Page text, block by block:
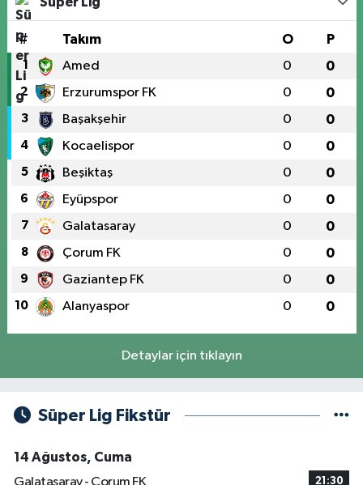
# Takım O P
1 Amed 0 0
2 Erzurumspor FK 0 0
3 Başakşehir 0 0
4 Kocaelispor 0 0
5 Beşiktaş 0 0
6 Eyüpspor 0 0
7 Galatasaray 0 0
8 Çorum FK 0 0
9 Gaziantep FK 0 0
10 Alanyaspor 0 0
Detaylar için tıklayın
Süper Lig Fikstür
14 Ağustos, Cuma
Galatasaray - Çorum FK
21:30